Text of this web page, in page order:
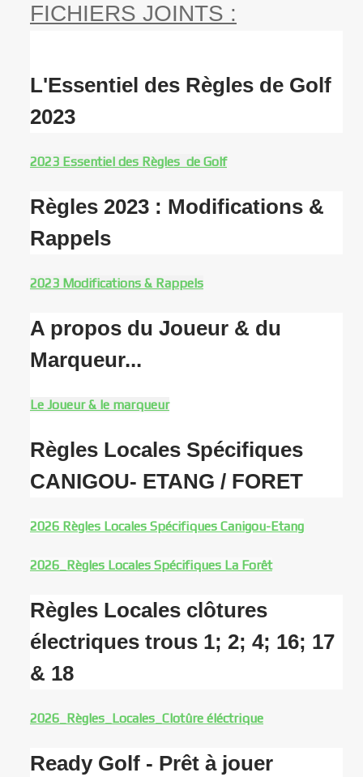
FICHIERS JOINTS :
L'Essentiel des Règles de Golf
2023
2023 Essentiel des Règles de Golf
Règles 2023 : Modifications &
Rappels
2023 Modifications & Rappels
A propos du Joueur & du
Marqueur...
Le Joueur & le marqueur
Règles Locales Spécifiques
CANIGOU- ETANG / FORET
2026 Règles Locales Spécifiques Canigou-Etang
2026_Règles Locales Spécifiques La Forêt
Règles Locales clôtures
électriques trous 1; 2; 4; 16; 17
& 18
2026_Règles_Locales_Clotûre éléctrique
Ready Golf - Prêt à jouer